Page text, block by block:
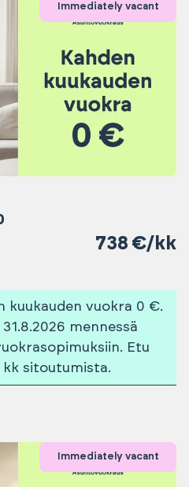
Immediately vacant
738 €/kk
kuukauden vuokra 0 €.
mennessä
Etu
kk sitoutumista.
Immediately vacant